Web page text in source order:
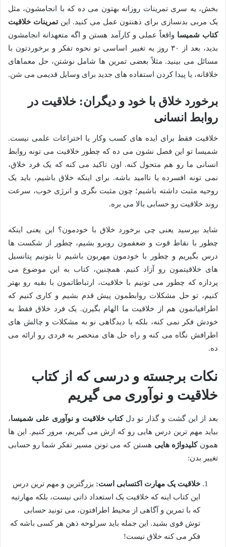
بخش، یه سری تمرینات روزانه بهتون می ده که با انجامشون، مثل
یک مربی بدنسازی برای ذهنتون عمل می کنید. اینتمرینات خلاقیت
کتاب شمیسا واقعاً عملی و کارآمد هستن و اگه متعهدانه انجامشون
بدید، بعد از ۳۰ روز یه تغییر اساسی تو نحوه تفکر و برخوردتون با
مسائل می بینید. مثلاً بعضی تمرین ها شامل نوشتن، حل معماهای
خلاقانه، یا پیدا کردن استفاده های جدید برای وسایل قدیمی می شن.
برخورد خلاق با خود و دیگران: خلاقیت در
روابط انسانی
خلاقیت فقط برای ایده های کسب وکار یا اختراعات علمی نیست.
شمیسا تو این فصل نشون می ده که چطور خلاقیت می تونه روابط
انسانی ما رو هم متحول کنه. اون تاکید می کنه که یک فرد خلاق،
نمی تونه افسرده یا ناامید باشه. برای اینکه خلاق باشیم، باید یک
روحیه مثبت داشته باشیم؛ چون مثبت نگری و انرژی خوب، سرعت
روند خلاقیت رو حسابی بالا می بره.
شاید بپرسید یعنی چی برخورد خلاق با خودمون؟ این یعنی اینکه
چطور با نقاط قوت و ضعفمون روبرو بشیم، چطور از شکست ها
درس بگیریم و چطور با خودمون مهربون باشیم تا بتونیم پتانسیل
های خلاقیتمون رو آزاد کنیم. همچنین، کتاب به این موضوع می
پردازه که چطور می تونیم با خلاقیت، ارتباطاتمون با بقیه رو بهتر
کنیم، تو حل مشکلات روابطمون پیش قدم بشیم و کاری کنیم که
اطرافیانمون هم از خلاقیت ما الهام بگیرن. یک فرد خلاق فقط به
خودش فکر نمی کنه، بلکه با دیدگاهی نو به مشکلات و چالش های
اطرافش نگاه می کنه و راه حل های منحصر به فردی رو ارائه می
ده.
نکات برجسته و درسی که از کتاب
خلاقیت و نوآوری می گیریم
بعد از این گشت و گذار تو دلکتاب خلاقیت و نوآوری علی شمیسا،
بیاید مهم ترین درس هایی رو که ازش می گیریم، مرور کنیم. این ها
همونکلیدواژه هایی هستن که می تونن مسیر تفکر شما رو حسابی
تغییر بدن:
خلاقیت یک مهارت اکتسابی است: بزرگترین و مهم ترین درس
این کتاب اینه که خلاقیت یک استعداد ذاتی نیست، بلکه مهارتیه
که با تمرین و آگاهی از محیط اطرافتون، می تونید حسابی
توش قوی بشید. این جمله باید سرلوحه ذهن هر کسی باشه که
فکر می کنه خلاق نیست!